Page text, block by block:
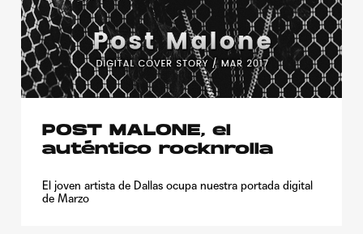
POST MALONE, el
auténtico rocknrolla
El joven artista de Dallas ocupa nuestra portada digital
de Marzo